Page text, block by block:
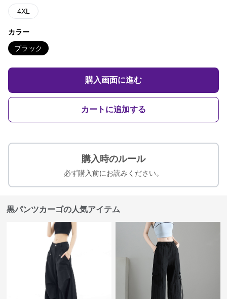
4XL
カラー
ブラック
購入画面に進む
カートに追加する
購入時のルール
必ず購入前にお読みください。
黒パンツカーゴの人気アイテム